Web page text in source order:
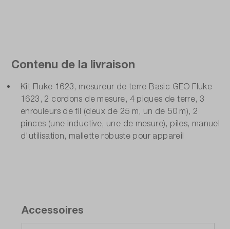
Contenu de la livraison
Kit Fluke 1623, mesureur de terre Basic GEO Fluke
1623, 2 cordons de mesure, 4 piques de terre, 3
enrouleurs de fil (deux de 25 m, un de 50 m), 2
pinces (une inductive, une de mesure), piles, manuel
d'utilisation, mallette robuste pour appareil
Accessoires